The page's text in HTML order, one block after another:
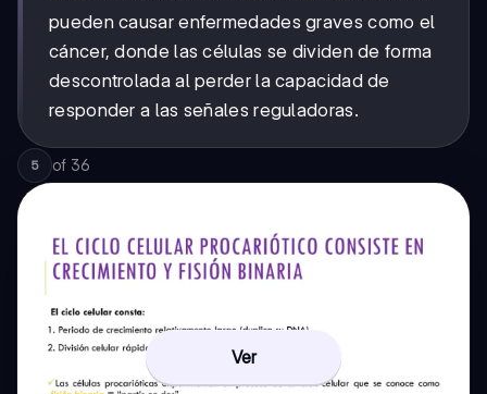
pueden causar enfermedades graves como el
cáncer, donde las células se dividen de forma
descontrolada al perder la capacidad de
responder a las señales reguladoras.
5 of 36
Ver